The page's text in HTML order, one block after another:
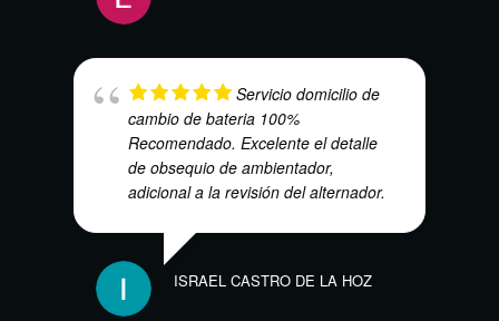
Servicio domicilio de
cambio de bateria 100%
Recomendado. Excelente el detalle
de obsequio de ambientador,
adicional a la revisión del alternador.
ISRAEL CASTRO DE LA HOZ